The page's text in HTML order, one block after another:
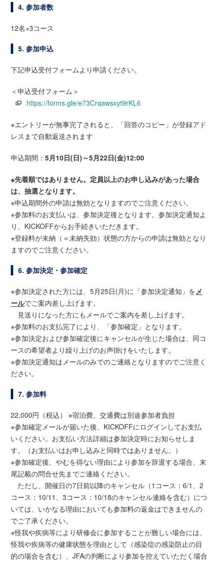
4. 参加者数
12名×3コース
5. 参加申込
下記申込受付フォームより申請ください。
＜申込受付フォーム＞
https://forms.gle/e73Crqawsxyt9rKL6
※エントリーが無事完了されると、「回答のコピー」が登録アド
レスまで自動返送されます
申込期間：5月10日(日)～5月22日(金)12:00
※先着順ではありません。定員以上のお申し込みがあった場合
は、抽選となります。
※申込期間外の申請は無効となりますのでご注意ください。
※参加料のお支払いは、参加決定後となります。参加決定通知よ
り、KICKOFFからお手続きいただきます。
※登録料が未納（＝未納失効）状態の方からの申請は無効となり
ますのでご注意ください。
6. 参加決定・参加確定
※参加決定された方には、5月25日(月)に「参加決定通知」をメ
ールでご案内差し上げます。
見送りになった方にもメールでご案内を差し上げます。
※参加料のお支払完了により、「参加確定」となります。
※参加決定および参加確定後にキャンセルが生じた場合は、同コ
ースの希望者より繰り上げのお声掛けをいたします。
※参加決定通知はメールのみでのご連絡となりますのでご注意く
ださい。
7. 参加料
22,000円（税込） ※宿泊費、交通費は別途参加者負担
※参加確定メールが届いた後、KICKOFFにログインしてお支払
いください。お支払い方法詳細は参加決定時にお知らせしま
す。（お支払いはお申し込みと同時ではありません。）
※参加確定後、やむを得ない理由により参加を辞退する場合、末
尾記載の問合せ先までご連絡ください。
ただし、開催日の7日前以降のキャンセル（1コース：6/1、2
コース：10/11、3コース：10/18のキャンセル連絡を含む）につ
いては、いかなる理由においても参加料の返金はできませんの
でご了承ください。
※怪我や疾病等により研修会に参加することが難しい場合には、
怪我や疾病等の健康状態を理由として（感染症の感染防止の目
的の場合を含む）、JFAの判断により参加を控えていただく場合